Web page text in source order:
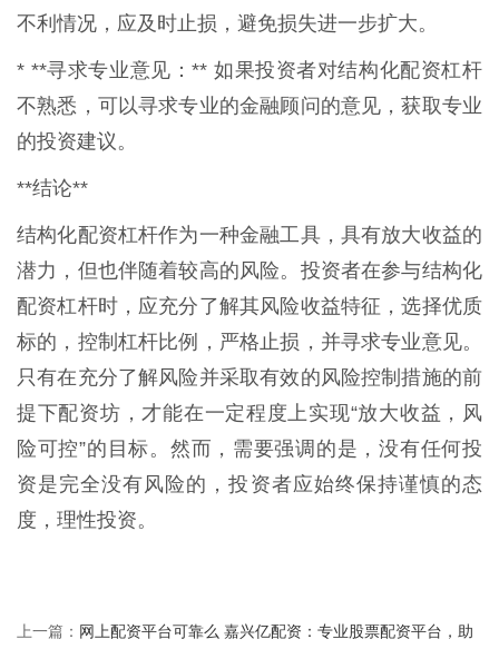
不利情况，应及时止损，避免损失进一步扩大。
* **寻求专业意见：** 如果投资者对结构化配资杠杆
不熟悉，可以寻求专业的金融顾问的意见，获取专业
的投资建议。
**结论**
结构化配资杠杆作为一种金融工具，具有放大收益的
潜力，但也伴随着较高的风险。投资者在参与结构化
配资杠杆时，应充分了解其风险收益特征，选择优质
标的，控制杠杆比例，严格止损，并寻求专业意见。
只有在充分了解风险并采取有效的风险控制措施的前
提下配资坊，才能在一定程度上实现“放大收益，风
险可控”的目标。然而，需要强调的是，没有任何投
资是完全没有风险的，投资者应始终保持谨慎的态
度，理性投资。
上一篇： 网上配资平台可靠么 嘉兴亿配资：专业股票配资平台，助